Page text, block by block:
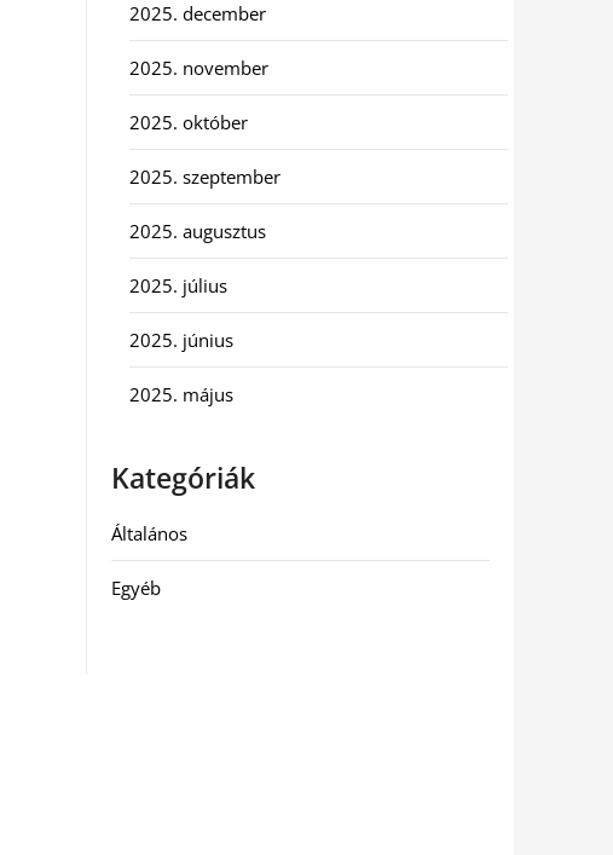
2025. december
2025. november
2025. október
2025. szeptember
2025. augusztus
2025. július
2025. június
2025. május
Kategóriák
Általános
Egyéb